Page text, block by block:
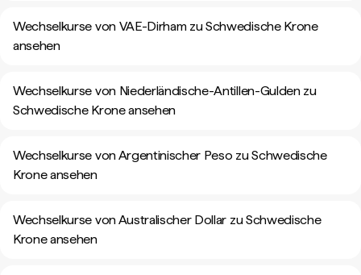
Wechselkurse von VAE-Dirham zu Schwedische Krone
ansehen
Wechselkurse von Niederländische-Antillen-Gulden zu
Schwedische Krone ansehen
Wechselkurse von Argentinischer Peso zu Schwedische
Krone ansehen
Wechselkurse von Australischer Dollar zu Schwedische
Krone ansehen